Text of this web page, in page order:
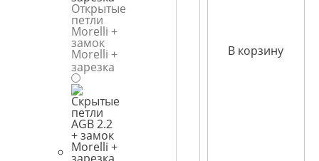
Открытые
петли
Morelli +
замок
Morelli +
зарезка
В корзину